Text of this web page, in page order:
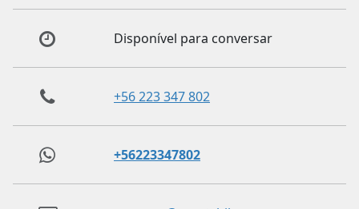
Disponível para conversar
+56 223 347 802
+56223347802